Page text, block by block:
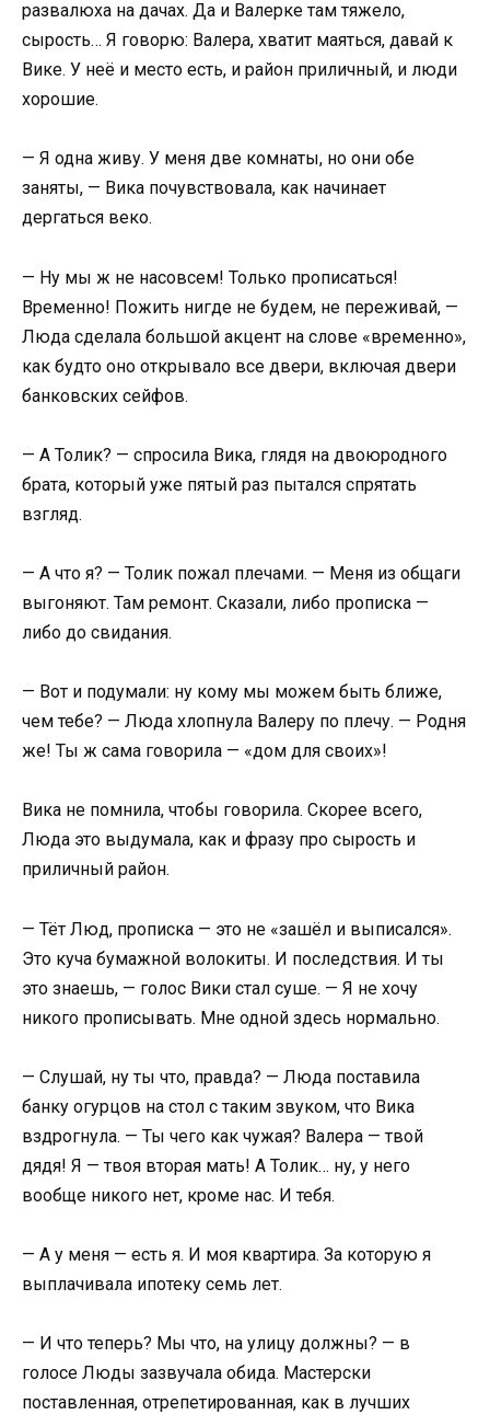
развалюха на дачах. Да и Валерке там тяжело,
сырость… Я говорю: Валера, хватит маяться, давай к
Вике. У неё и место есть, и район приличный, и люди
хорошие.
— Я одна живу. У меня две комнаты, но они обе
заняты, — Вика почувствовала, как начинает
дергаться веко.
— Ну мы ж не насовсем! Только прописаться!
Временно! Пожить нигде не будем, не переживай, —
Люда сделала большой акцент на слове «временно»,
как будто оно открывало все двери, включая двери
банковских сейфов.
— А Толик? — спросила Вика, глядя на двоюродного
брата, который уже пятый раз пытался спрятать
взгляд.
— А что я? — Толик пожал плечами. — Меня из общаги
выгоняют. Там ремонт. Сказали, либо прописка —
либо до свидания.
— Вот и подумали: ну кому мы можем быть ближе,
чем тебе? — Люда хлопнула Валеру по плечу. — Родня
же! Ты ж сама говорила — «дом для своих»!
Вика не помнила, чтобы говорила. Скорее всего,
Люда это выдумала, как и фразу про сырость и
приличный район.
— Тёт Люд, прописка — это не «зашёл и выписался».
Это куча бумажной волокиты. И последствия. И ты
это знаешь, — голос Вики стал суше. — Я не хочу
никого прописывать. Мне одной здесь нормально.
— Слушай, ну ты что, правда? — Люда поставила
банку огурцов на стол с таким звуком, что Вика
вздрогнула. — Ты чего как чужая? Валера — твой
дядя! Я — твоя вторая мать! А Толик… ну, у него
вообще никого нет, кроме нас. И тебя.
— А у меня — есть я. И моя квартира. За которую я
выплачивала ипотеку семь лет.
— И что теперь? Мы что, на улицу должны? — в
голосе Люды зазвучала обида. Мастерски
поставленная, отрепетированная, как в лучших